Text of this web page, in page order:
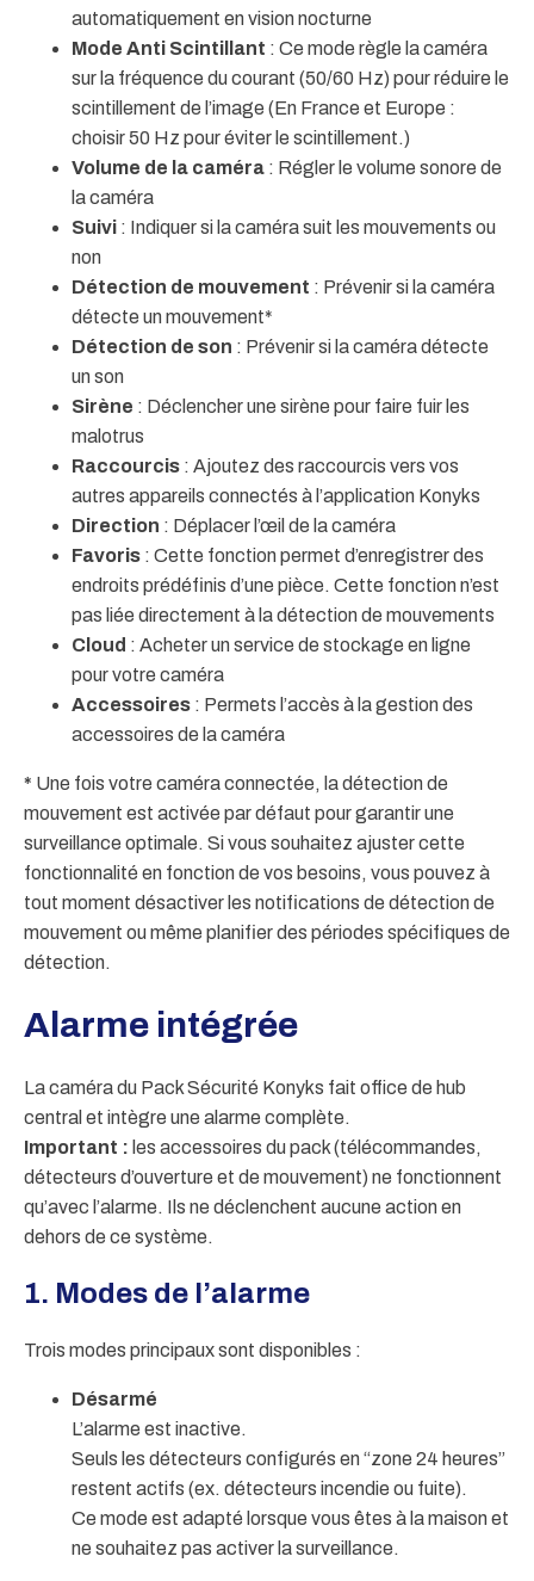
automatiquement en vision nocturne
Mode Anti Scintillant : Ce mode règle la caméra
sur la fréquence du courant (50/60 Hz) pour réduire le
scintillement de l’image (En France et Europe :
choisir 50 Hz pour éviter le scintillement.)
Volume de la caméra : Régler le volume sonore de
la caméra
Suivi : Indiquer si la caméra suit les mouvements ou
non
Détection de mouvement : Prévenir si la caméra
détecte un mouvement*
Détection de son : Prévenir si la caméra détecte
un son
Sirène : Déclencher une sirène pour faire fuir les
malotrus
Raccourcis : Ajoutez des raccourcis vers vos
autres appareils connectés à l’application Konyks
Direction : Déplacer l’œil de la caméra
Favoris : Cette fonction permet d’enregistrer des
endroits prédéfinis d’une pièce. Cette fonction n’est
pas liée directement à la détection de mouvements
Cloud : Acheter un service de stockage en ligne
pour votre caméra
Accessoires : Permets l’accès à la gestion des
accessoires de la caméra
* Une fois votre caméra connectée, la détection de
mouvement est activée par défaut pour garantir une
surveillance optimale. Si vous souhaitez ajuster cette
fonctionnalité en fonction de vos besoins, vous pouvez à
tout moment désactiver les notifications de détection de
mouvement ou même planifier des périodes spécifiques de
détection.
Alarme intégrée
La caméra du Pack Sécurité Konyks fait office de hub
central et intègre une alarme complète.
Important : les accessoires du pack (télécommandes,
détecteurs d’ouverture et de mouvement) ne fonctionnent
qu’avec l’alarme. Ils ne déclenchent aucune action en
dehors de ce système.
1. Modes de l’alarme
Trois modes principaux sont disponibles :
Désarmé
L’alarme est inactive.
Seuls les détecteurs configurés en “zone 24 heures”
restent actifs (ex. détecteurs incendie ou fuite).
Ce mode est adapté lorsque vous êtes à la maison et
ne souhaitez pas activer la surveillance.